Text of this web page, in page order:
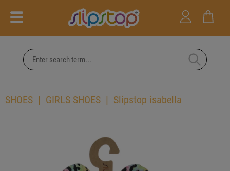
SHOES GIRLS SHOES Slipstop isabella